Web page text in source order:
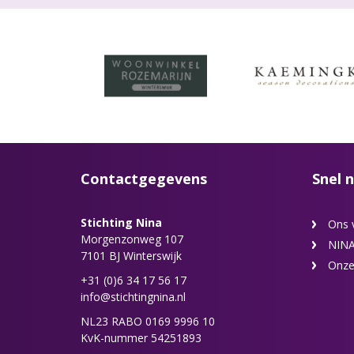
Contactgegevens
Stichting Nina
Morgenzonweg 107
7101 BJ Winterswijk
+31 (0)6 34 17 56 17
info@stichtingnina.nl
NL23 RABO 0169 9996 10
KvK-nummer 54251893
Snel
Ons